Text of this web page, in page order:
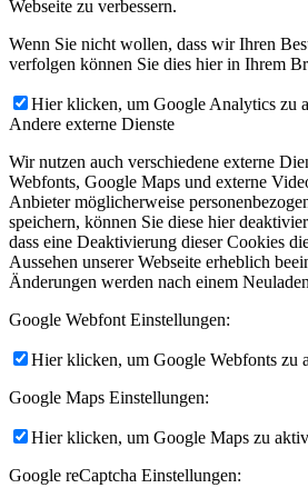
Webseite zu verbessern.
Wenn Sie nicht wollen, dass wir Ihren
verfolgen können Sie dies hier in Ihrem
Hier klicken, um Google Analytics zu
Andere externe Dienste
Wir nutzen auch verschiedene externe
Webfonts, Google Maps und externe
Anbieter möglicherweise
speichern, können Sie diese hier
dass eine Deaktivierung dieser Cookies
Aussehen unserer Webseite erheblich
Änderungen werden nach einem
Google Webfont Einstellungen:
Hier klicken, um Google Webfonts zu
Google Maps Einstellungen:
Hier klicken, um Google Maps zu
Google reCaptcha Einstellungen: